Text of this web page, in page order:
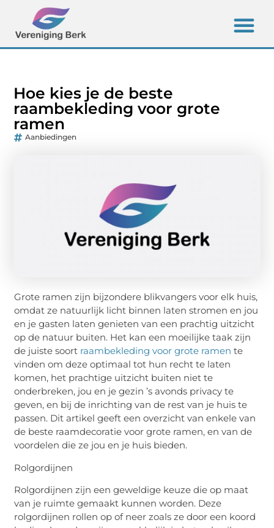
Hoe kies je de beste
raambekleding voor grote
ramen
Aanbiedingen
Grote ramen zijn bijzondere blikvangers voor elk huis,
omdat ze natuurlijk licht binnen laten stromen en jou
en je gasten laten genieten van een prachtig uitzicht
op de natuur buiten. Het kan een moeilijke taak zijn
de juiste soort raambekleding voor grote ramen te
vinden om deze optimaal tot hun recht te laten
komen, het prachtige uitzicht buiten niet te
onderbreken, jou en je gezin ’s avonds privacy te
geven, en bij de inrichting van de rest van je huis te
passen. Dit artikel geeft een overzicht van enkele van
de beste raamdecoratie voor grote ramen, en van de
voordelen die ze jou en je huis bieden.
Rolgordijnen
Rolgordijnen zijn een geweldige keuze die op maat
van je ruimte gemaakt kunnen worden. Deze
rolgordijnen rollen op of neer zoals ze door een koord